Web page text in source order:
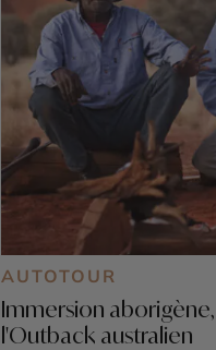
AUTOTOUR
Immersion
l'Outback australien